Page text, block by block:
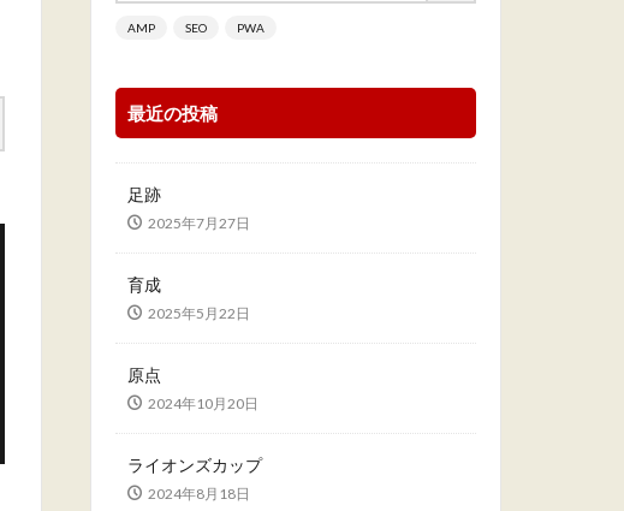
AMP SEO PWA
最近の投稿
足跡
2025年7月27日
育成
2025年5月22日
原点
2024年10月20日
ライオンズカップ
2024年8月18日